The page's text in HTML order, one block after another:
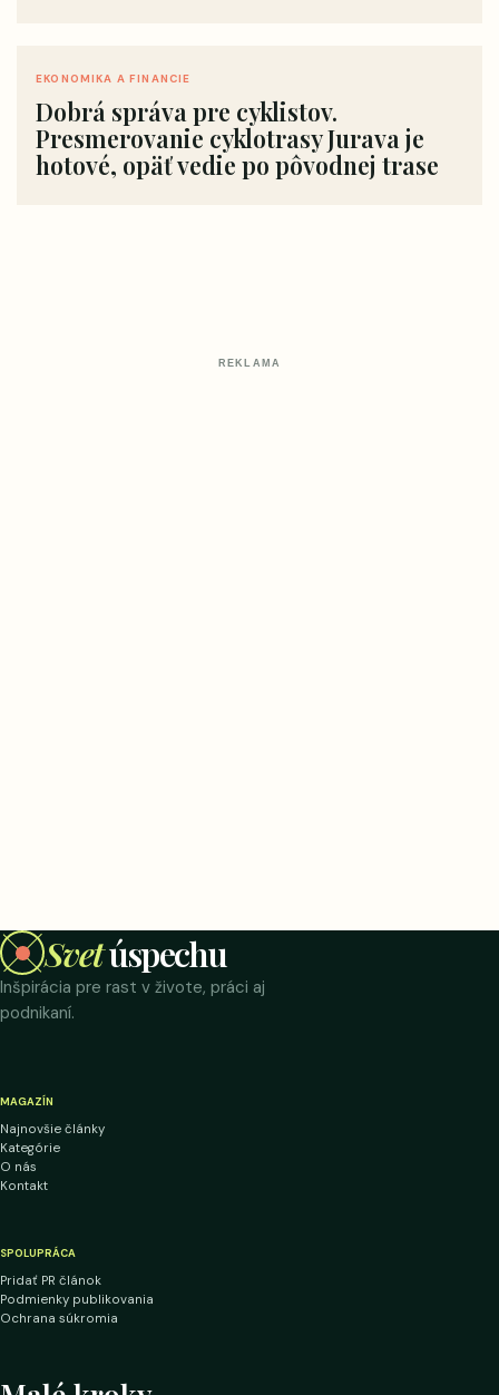
EKONOMIKA A FINANCIE
Dobrá správa pre cyklistov.
Presmerovanie cyklotrasy Jurava je
hotové, opäť vedie po pôvodnej trase
REKLAMA
Svetúspechu
Inšpirácia pre rast v živote, práci aj
podnikaní.
MAGAZÍN
Najnovšie články
Kategórie
O nás
Kontakt
SPOLUPRÁCA
Pridať PR článok
Podmienky publikovania
Ochrana súkromia